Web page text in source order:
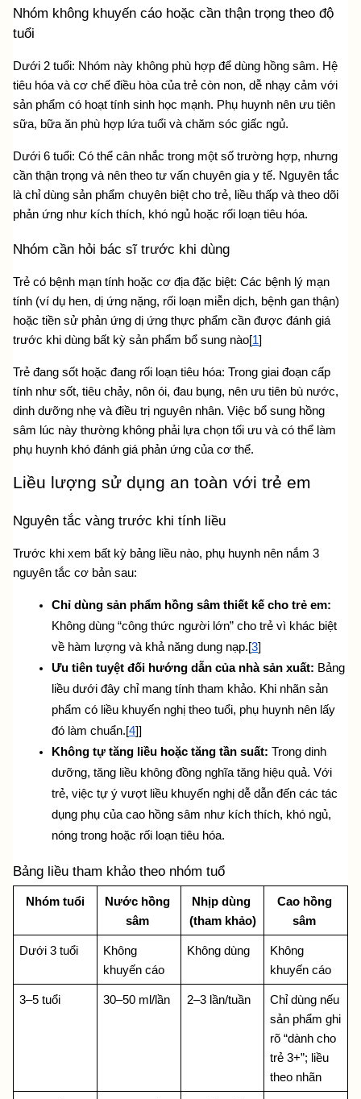
Nhóm không khuyến cáo hoặc cần thận trọng theo độ
tuổi
Dưới 2 tuổi: Nhóm này không phù hợp để dùng hồng sâm. Hệ
tiêu hóa và cơ chế điều hòa của trẻ còn non, dễ nhạy cảm với
sản phẩm có hoạt tính sinh học mạnh. Phụ huynh nên ưu tiên
sữa, bữa ăn phù hợp lứa tuổi và chăm sóc giấc ngủ.
Dưới 6 tuổi: Có thể cân nhắc trong một số trường hợp, nhưng
cần thận trọng và nên theo tư vấn chuyên gia y tế. Nguyên tắc
là chỉ dùng sản phẩm chuyên biệt cho trẻ, liều thấp và theo dõi
phản ứng như kích thích, khó ngủ hoặc rối loạn tiêu hóa.
Nhóm cần hỏi bác sĩ trước khi dùng
Trẻ có bệnh mạn tính hoặc cơ địa đặc biệt: Các bệnh lý mạn
tính (ví dụ hen, dị ứng nặng, rối loạn miễn dịch, bệnh gan thận)
hoặc tiền sử phản ứng dị ứng thực phẩm cần được đánh giá
trước khi dùng bất kỳ sản phẩm bổ sung nào[1]
Trẻ đang sốt hoặc đang rối loạn tiêu hóa: Trong giai đoạn cấp
tính như sốt, tiêu chảy, nôn ói, đau bụng, nên ưu tiên bù nước,
dinh dưỡng nhẹ và điều trị nguyên nhân. Việc bổ sung hồng
sâm lúc này thường không phải lựa chọn tối ưu và có thể làm
phụ huynh khó đánh giá phản ứng của cơ thể.
Liều lượng sử dụng an toàn với trẻ em
Nguyên tắc vàng trước khi tính liều
Trước khi xem bất kỳ bảng liều nào, phụ huynh nên nắm 3
nguyên tắc cơ bản sau:
Chỉ dùng sản phẩm hồng sâm thiết kế cho trẻ em:
Không dùng “công thức người lớn” cho trẻ vì khác biệt
về hàm lượng và khả năng dung nạp.[3]
Ưu tiên tuyệt đối hướng dẫn của nhà sản xuất: Bảng
liều dưới đây chỉ mang tính tham khảo. Khi nhãn sản
phẩm có liều khuyến nghị theo tuổi, phụ huynh nên lấy
đó làm chuẩn.[4]]
Không tự tăng liều hoặc tăng tần suất: Trong dinh
dưỡng, tăng liều không đồng nghĩa tăng hiệu quả. Với
trẻ, việc tự ý vượt liều khuyến nghị dễ dẫn đến các tác
dụng phụ của cao hồng sâm như kích thích, khó ngủ,
nóng trong hoặc rối loạn tiêu hóa.
Bảng liều tham khảo theo nhóm tuổ
Nhóm tuổi
Nước hồng
sâm
Nhịp dùng
(tham khảo)
Cao hồng
sâm
Dưới 3 tuổi
Không
khuyến cáo
Không dùng
Không
khuyến cáo
3–5 tuổi 30–50 ml/lần 2–3 lần/tuần
Chỉ dùng nếu
sản phẩm ghi
rõ “dành cho
trẻ 3+”; liều
theo nhãn